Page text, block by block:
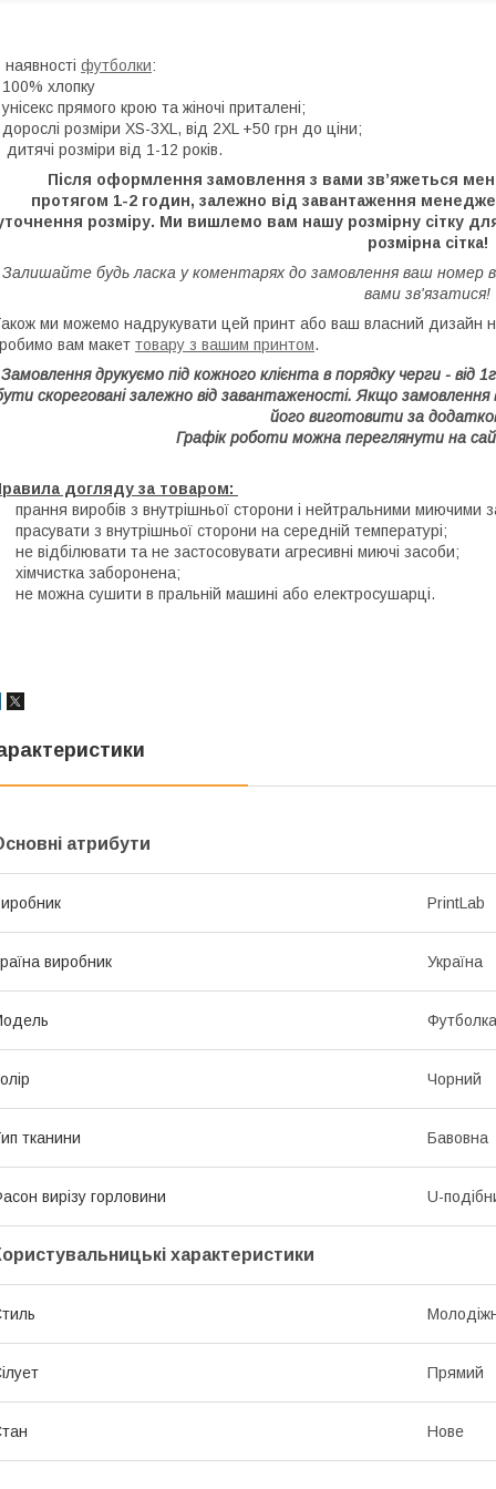
наявності футболки:
100% хлопку
унісекс прямого крою та жіночі приталені;
дорослі розміри XS-3XL, від 2XL +50 грн до ціни;
дитячі розміри від 1-12 років.
Після оформлення замовлення з вами зв’яжеться
протягом 1-2 годин, залежно від завантаження
розміру. Ми вишлемо вам нашу розмірну сітку
розмірна сітка!
Залишайте будь ласка у коментарях до замовлення ваш
вами зв'язатися!
ми можемо надрукувати цей принт або ваш власний дизайн
вам макет товару з вашим принтом.
Замовлення друкуємо під кожного клієнта в порядку черги -
скореговані залежно від завантаженості. Якщо
його виготовити за
Графік роботи можна переглянути на
догляду за товаром:
прання виробів з внутрішньої сторони і нейтральними миючими
прасувати з внутрішньої сторони на середній температурі;
не відбілювати та не застосовувати агресивні миючі засоби;
хімчистка заборонена;
не можна сушити в пральній машині або електросушарці.
атрибути
PrintLab
виробник Україна
Футболка
Чорний
тканини Бавовна
вирізу горловини U-
характеристики
Прямий
Нове